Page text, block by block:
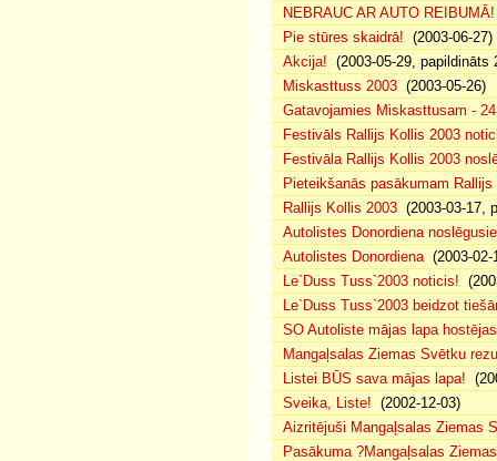
NEBRAUC AR AUTO REIBUMĀ!
Pie stūres skaidrā! (2003-06-27)
Akcija! (2003-05-29, papildināts
Miskasttuss 2003 (2003-05-26)
Gatavojamies Miskasttusam -
Festivāls Rallijs Kollis 2003
Festivāla Rallijs Kollis 2003
Pieteikšanās pasākumam
Rallijs Kollis 2003 (2003-03-17,
Autolistes Donordiena
Autolistes Donordiena(2003-02-
Le`Duss Tuss`2003 noticis!
Le`Duss Tuss`2003 beidzot
SO Autoliste mājas lapa
Mangaļsalas Ziemas Svētku
Listei BŪS sava mājas lapa!
Sveika, Liste! (2002-12-03)
Aizritējuši Mangaļsalas Ziemas
Pasākuma ?Mangaļsalas